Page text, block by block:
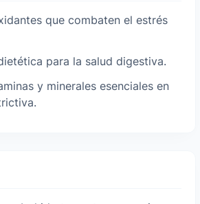
que combaten el estrés
para la salud digestiva.
y minerales esenciales en